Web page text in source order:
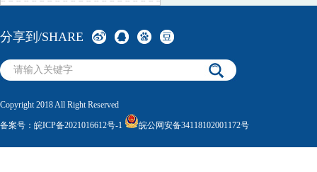
分享到/SHARE
Copyright 2018 All Right Reserved
备案号： 皖ICP备2021016612号-1 皖公网安备34118102001172号